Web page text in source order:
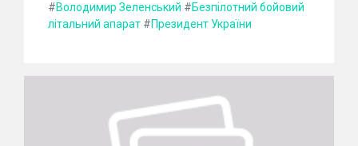
#Володимир Зеленський #Безпілотний бойовий
літальний апарат #Президент України